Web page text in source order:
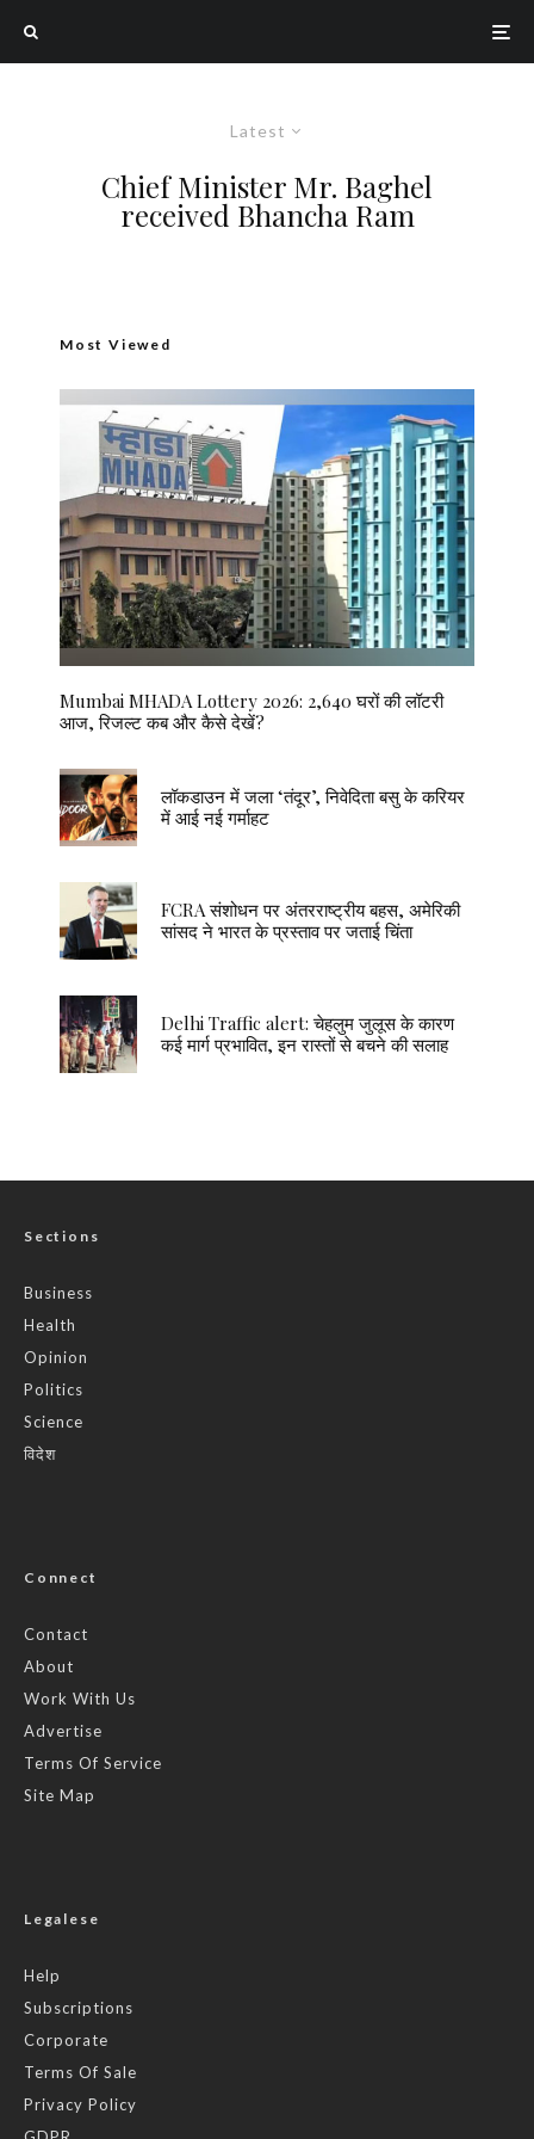
Latest
Chief Minister Mr. Baghel
received Bhancha Ram
Most Viewed
Mumbai MHADA Lottery 2026: 2,640 घरों की लॉटरी
आज, रिजल्ट कब और कैसे देखें?
लॉकडाउन में जला ‘तंदूर’, निवेदिता बसु के करियर
में आई नई गर्माहट
FCRA संशोधन पर अंतरराष्ट्रीय बहस, अमेरिकी
सांसद ने भारत के प्रस्ताव पर जताई चिंता
Delhi Traffic alert: चेहलुम जुलूस के कारण
कई मार्ग प्रभावित, इन रास्तों से बचने की सलाह
Sections
Business
Health
Opinion
Politics
Science
विदेश
Connect
Contact
About
Work With Us
Advertise
Terms Of Service
Site Map
Legalese
Help
Subscriptions
Corporate
Terms Of Sale
Privacy Policy